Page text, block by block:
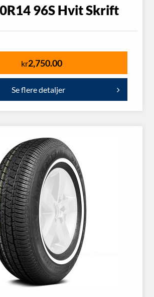
96S Hvit Skrift
kr2,750.00
Se flere detaljer